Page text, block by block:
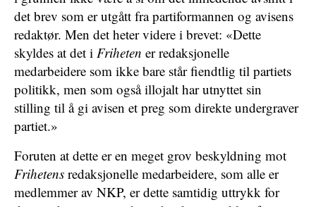
det brev som er utgått fra partiformannen og avisens
redaktør. Men det heter videre i brevet: «Dette
skyldes at det i Friheten er redaksjonelle
medarbeidere som ikke bare står fiendtlig til partiets
politikk, men som også illojalt har utnyttet sin
stilling til å gi avisen et preg som direkte undergraver
partiet.»
Foruten at dette er en meget grov beskyldning mot
Frihetens redaksjonelle medarbeidere, som alle er
medlemmer av NKP, er dette samtidig uttrykk for